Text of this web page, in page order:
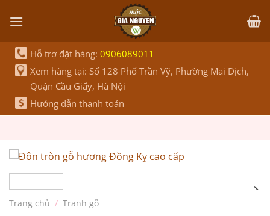
qua
dung
Hỗ trợ đặt hàng: 0906089011
Xem hàng tại: Số 128 Phố Trần Vỹ, Phường Mai Dịch,
Quận Cầu Giấy, Hà Nội
Hướng dẫn thanh toán
Trang chủ / Tranh gỗ